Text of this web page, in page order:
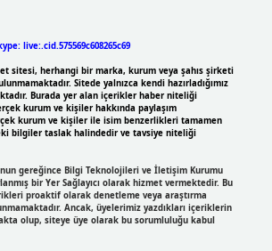
live:.cid.575569c608265c69
sitesi, herhangi bir marka, kurum veya şahıs şirketi
Sitede yalnızca kendi hazırladığımız
Burada yer alan içerikler haber niteliği
kurum ve kişiler hakkında paylaşım
kurum ve kişiler ile isim benzerlikleri tamamen
bilgiler taslak halindedir ve tavsiye niteliği
gereğince Bilgi Teknolojileri ve İletişim Kurumu
bir Yer Sağlayıcı olarak hizmet vermektedir. Bu
proaktif olarak denetleme veya araştırma
Ancak, üyelerimiz yazdıkları içeriklerin
olup, siteye üye olarak bu sorumluluğu kabul